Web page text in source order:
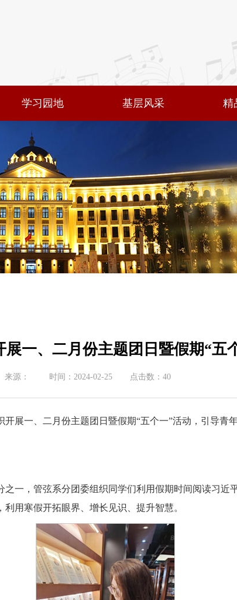
学习园地 基层风采 精
展一、二月份主题团日暨假期“五
来源： 时间： 2024-02-25 点击数： 40
展一、二月份主题团日暨假期“五个一”活动，引导青
一，管弦系分团委组织同学们利用假期时间阅读习近
用寒假开拓眼界、增长见识、提升智慧。